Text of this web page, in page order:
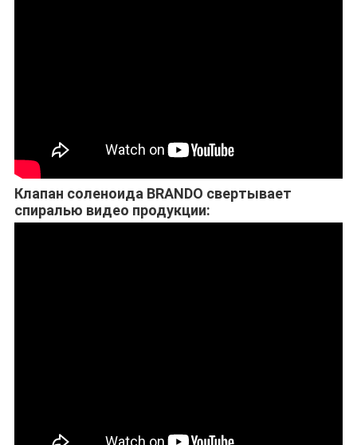
Клапан соленоида BRANDO свертывает
спиралью видео продукции: